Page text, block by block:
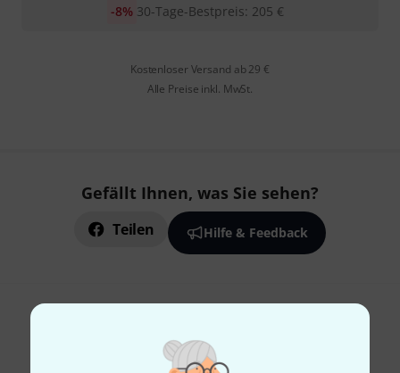
30-Tage-Bestpreis: 205 €
-8%
Kostenloser Versand ab 29 €
Alle Preise inkl. MwSt.
Gefällt Ihnen, was Sie sehen?
Teilen Hilfe & Feedback